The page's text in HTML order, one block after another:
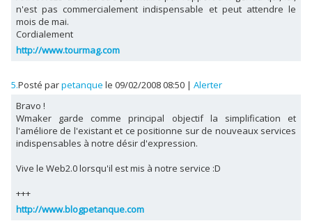
n'est pas commercialement indispensable et peut attendre le
mois de mai.
Cordialement
http://www.tourmag.com
5.Posté parpetanque le 09/02/2008 08:50 | Alerter
Bravo !
Wmaker garde comme principal objectif la simplification et
l'améliore de l'existant et ce positionne sur de nouveaux services
indispensables à notre désir d'expression.
Vive le Web2.0 lorsqu'il est mis à notre service :D
+++
http://www.blogpetanque.com